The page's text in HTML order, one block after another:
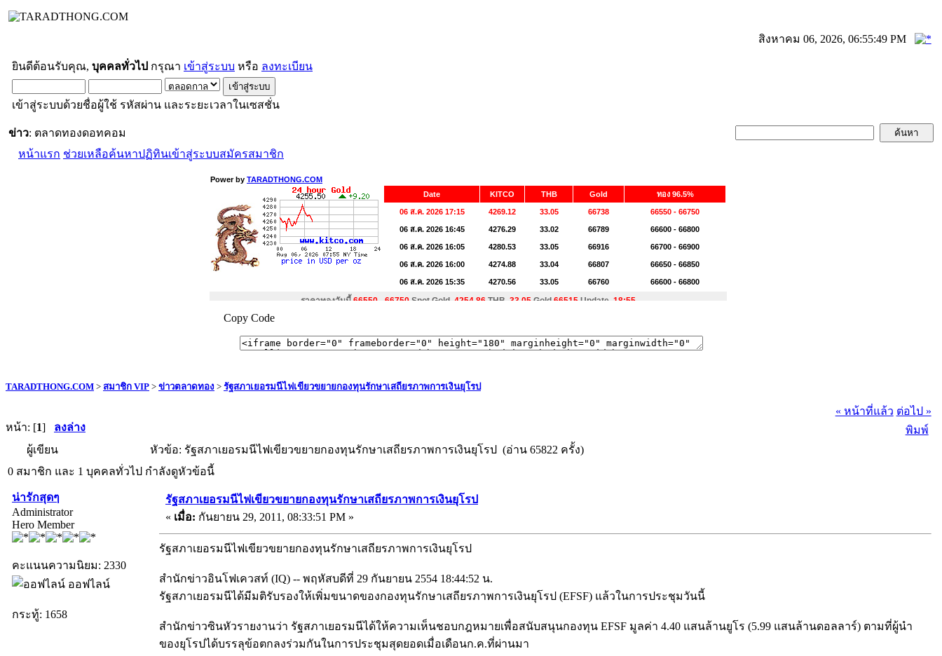
สิงหาคม 06, 2026, 06:55:49 PM
ยินดีต้อนรับคุณ, บุคคลทั่วไป กรุณา เข้าสู่ระบบ หรือ ลงทะเบียน
เข้าสู่ระบบด้วยชื่อผู้ใช้ รหัสผ่าน และระยะเวลาในเซสชั่น
ข่าว: ตลาดทองดอทคอม
หน้าแรก ช่วยเหลือค้นหาปฏิทินเข้าสู่ระบบสมัครสมาชิก
Copy Code
TARADTHONG.COM > สมาชิก VIP > ข่าวตลาดทอง > รัฐสภาเยอรมนีไฟเขียวขยายกองทุนรักษาเสถียรภาพการเงินยุโรป
หน้า: [1] ลงล่าง
« หน้าที่แล้ว ต่อไป »
พิมพ์
ผู้เขียน
หัวข้อ: รัฐสภาเยอรมนีไฟเขียวขยายกองทุนรักษาเสถียรภาพการเงินยุโรป (อ่าน 65822 ครั้ง)
0 สมาชิก และ 1 บุคคลทั่วไป กำลังดูหัวข้อนี้
น่ารักสุดๆ
Administrator
Hero Member
คะแนนความนิยม: 2330
ออฟไลน์
กระทู้: 1658
รัฐสภาเยอรมนีไฟเขียวขยายกองทุนรักษาเสถียรภาพการเงินยุโรป
« เมื่อ: กันยายน 29, 2011, 08:33:51 PM »
รัฐสภาเยอรมนีไฟเขียวขยายกองทุนรักษาเสถียรภาพการเงินยุโรป
สำนักข่าวอินโฟเควสท์ (IQ) -- พฤหัสบดีที่ 29 กันยายน 2554 18:44:52 น.
รัฐสภาเยอรมนีได้มีมติรับรองให้เพิ่มขนาดของกองทุนรักษาเสถียรภาพการเงินยุโรป (EFSF) แล้วในการประชุมวันนี้
สำนักข่าวซินหัวรายงานว่า รัฐสภาเยอรมนีได้ให้ความเห็นชอบกฎหมายเพื่อสนับสนุนกองทุน EFSF มูลค่า 4.40 แสนล้านยูโร (5.99 แสนล้านดอลลาร์) ตามที่ผู้นำ
ของยุโรปได้บรรลุข้อตกลงร่วมกันในการประชุมสุดยอดเมื่อเดือนก.ค.ที่ผ่านมา